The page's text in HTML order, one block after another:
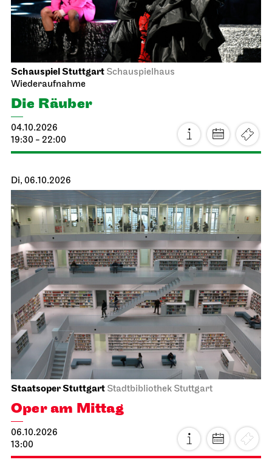
Schauspiel Stuttgart Schauspielhaus
Wiederaufnahme
Die Räuber
04.10.2026
19:30 - 22:00
Di, 06.10.2026
Staatsoper Stuttgart Stadtbibliothek Stuttgart
Oper am Mittag
06.10.2026
13:00